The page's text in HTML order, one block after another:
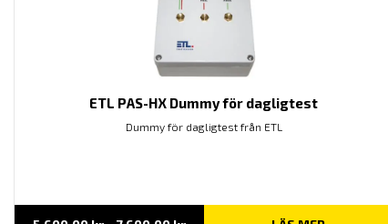
ETL PAS-HX Dummy för dagligtest
Dummy för dagligtest från ETL